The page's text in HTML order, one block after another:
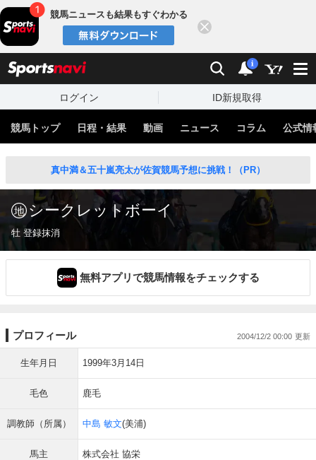
競馬ニュースも結果もすぐわかる
検索 通知
i
ログイン ID新規取得
競馬トップ 日程・結果 動画 ニュース コラム 公式情
真中満＆五十嵐亮太が佐賀競馬予想に挑戦！（PR）
シークレットボーイ
牡 登録抹消
無料アプリで競馬情報をチェックする
プロフィール 2004/12/2 00:00
生年月日 1999年3月14日
毛色 鹿毛
調教師（所属） 中島 敏文(美浦)
馬主 株式会社 協栄